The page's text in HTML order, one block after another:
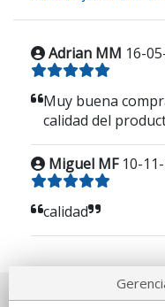
Adrian MM 16-
Muy buena
calidad del
Miguel MF 10-
calidad